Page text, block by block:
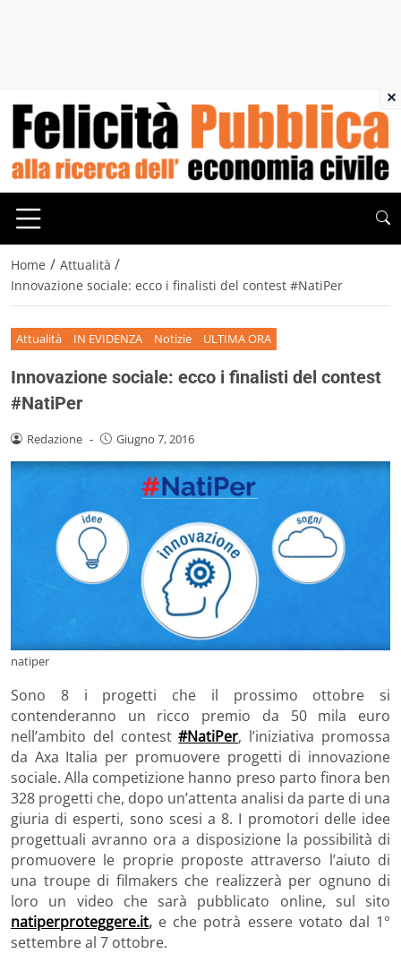
Home / Attualità /
Innovazione sociale: ecco i finalisti del contest #NatiPer
Attualità IN EVIDENZA Notizie ULTIMA ORA
Innovazione sociale: ecco i finalisti del contest
#NatiPer
Redazione - Giugno 7, 2016
natiper
Sono 8 i progetti che il prossimo ottobre si
contenderanno un ricco premio da 50 mila euro
nell’ambito del contest#NatiPer, l’iniziativa promossa
da Axa Italia per promuovere progetti di innovazione
sociale. Alla competizione hanno preso parto finora ben
328 progetti che, dopo un’attenta analisi da parte di una
giuria di esperti, sono scesi a 8. I promotori delle idee
progettuali avranno ora a disposizione la possibilità di
promuovere le proprie proposte attraverso l’aiuto di
una troupe di filmakers che realizzerà per ognuno di
loro un video che sarà pubblicato online, sul sito
natiperproteggere.it, e che potrà essere votato dal 1°
settembre al 7 ottobre.
×